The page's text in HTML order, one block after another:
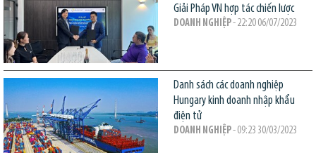
Giải Pháp VN hợp tác chiến lược
DOANH NGHIỆP- 22:20 06/07/2023
Danh sách các doanh nghiệp
Hungary kinh doanh nhập khẩu
điện tử
DOANH NGHIỆP- 09:23 30/03/2023